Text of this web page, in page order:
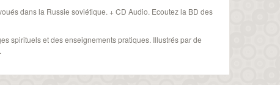
dans la Russie soviétique. + CD Audio. Ecoutez la BD des
spirituels et des enseignements pratiques. Illustrés par de